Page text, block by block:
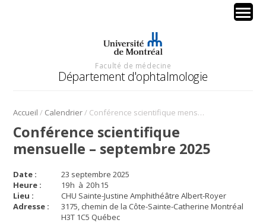
Faculté de médecine
Département d'ophtalmologie
Accueil / Calendrier/ Conférence scientifique mensuelle – septembre 2025
Conférence scientifique
mensuelle – septembre 2025
Date :
23 septembre 2025
Heure :
19h à 20h15
Lieu :
CHU Sainte-Justine Amphithéâtre Albert-Royer
Adresse :
3175, chemin de la Côte-Sainte-Catherine Montréal
H3T 1C5 Québec